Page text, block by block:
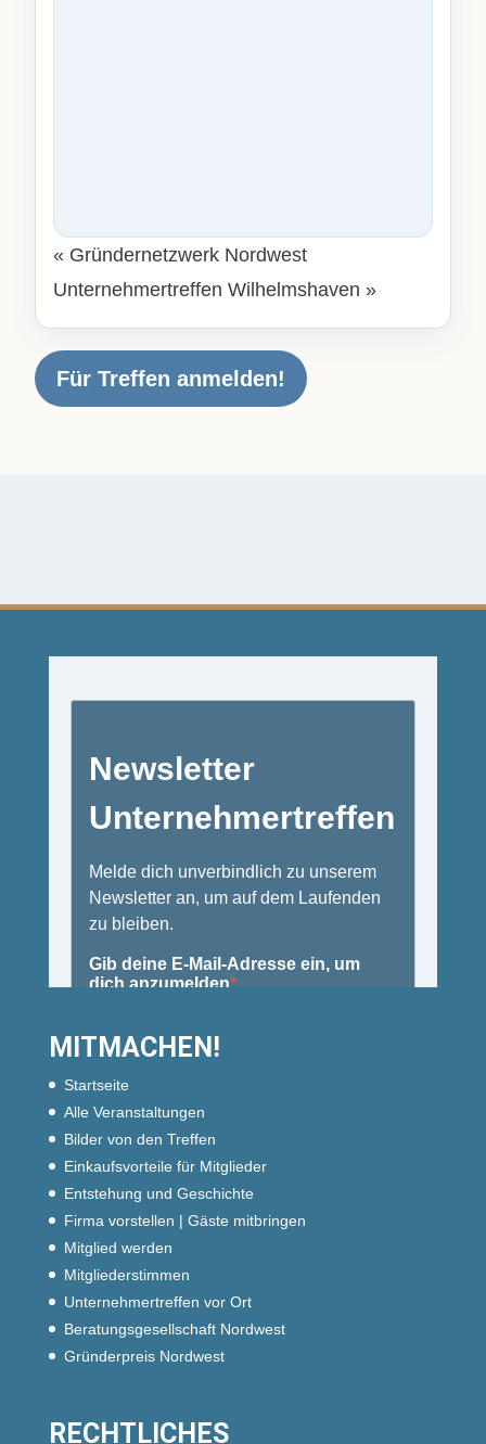
« Gründernetzwerk Nordwest
Unternehmertreffen Wilhelmshaven »
Für Treffen anmelden!
MITMACHEN!
Startseite
Alle Veranstaltungen
Bilder von den Treffen
Einkaufsvorteile für Mitglieder
Entstehung und Geschichte
Firma vorstellen | Gäste mitbringen
Mitglied werden
Mitgliederstimmen
Unternehmertreffen vor Ort
Beratungsgesellschaft Nordwest
Gründerpreis Nordwest
RECHTLICHES